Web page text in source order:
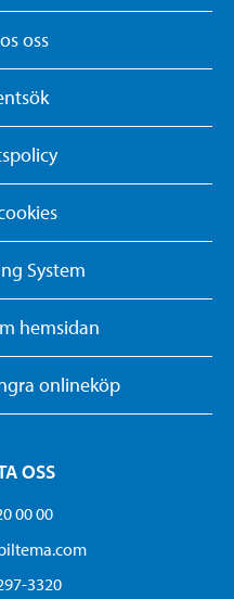
oss
System
hemsidan
onlineköp
OSS
00 00
3320